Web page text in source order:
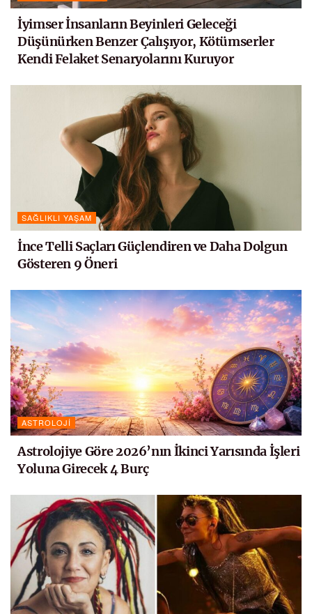
İyimser İnsanların Beyinleri Geleceği
Düşünürken Benzer Çalışıyor, Kötümserler
Kendi Felaket Senaryolarını Kuruyor
SAĞLIKLI YAŞAM
İnce Telli Saçları Güçlendiren ve Daha Dolgun
Gösteren 9 Öneri
ASTROLOJI
Astrolojiye Göre 2026’nın İkinci Yarısında İşleri
Yoluna Girecek 4 Burç